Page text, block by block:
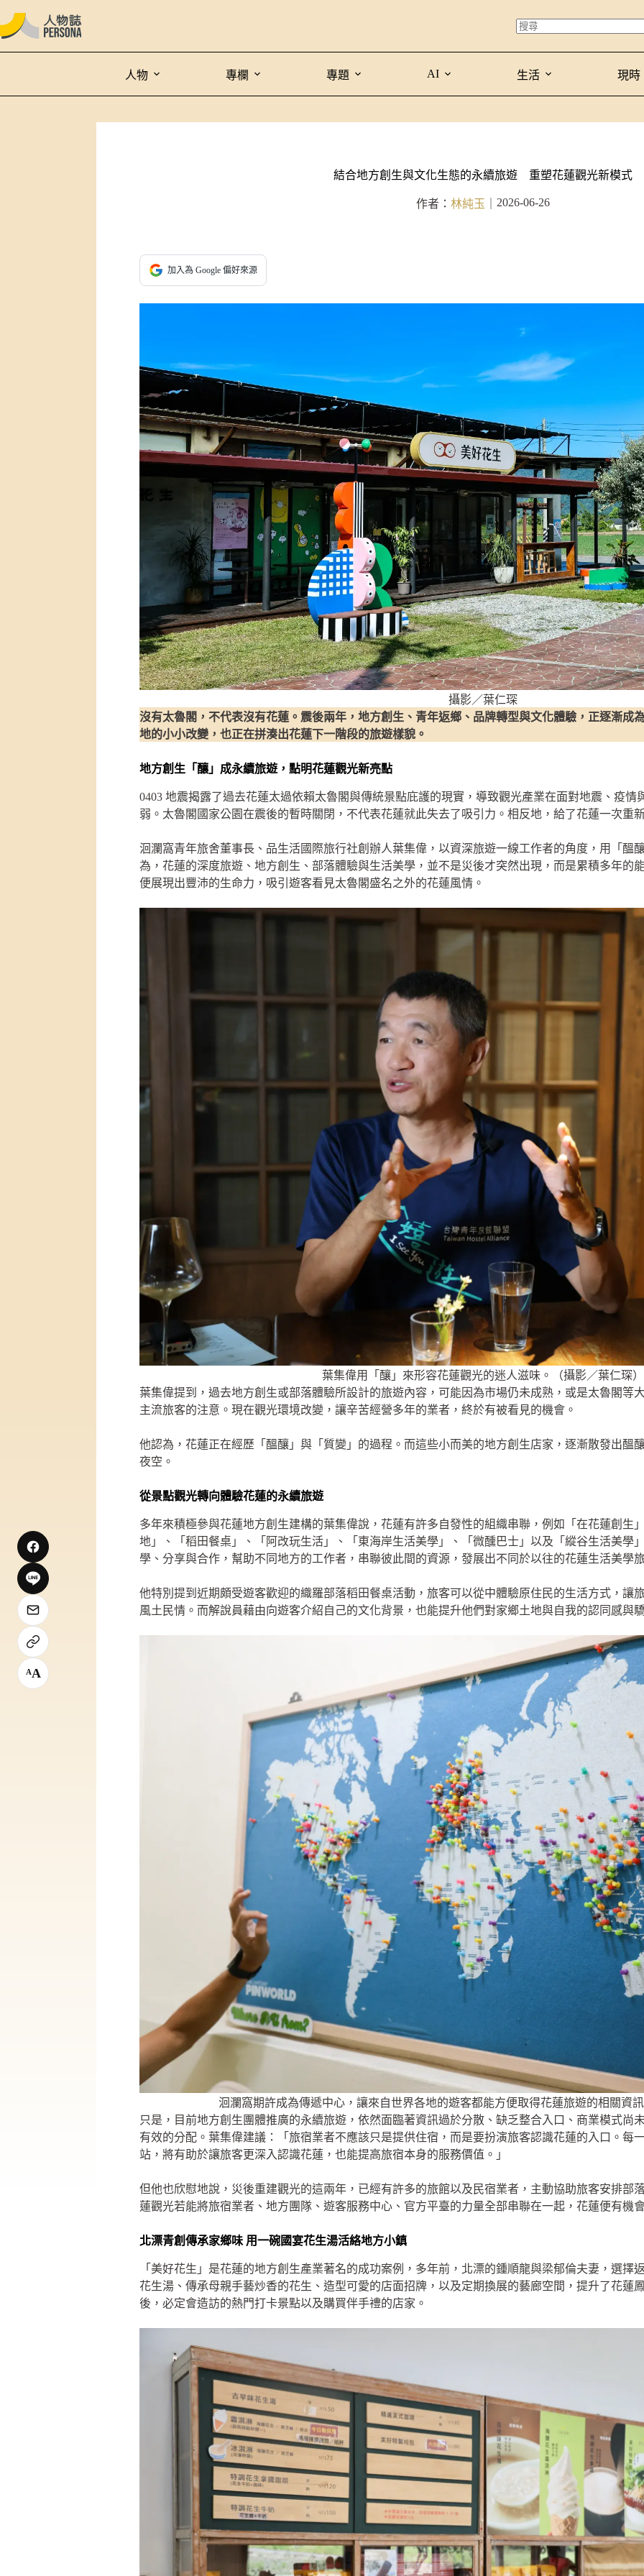
人物 專欄 專題 AI 生活 現時
結合地方創生與文化生態的永續旅遊 重塑花蓮觀光新模式
作者： 林純玉 2026-06-26
加入為 Google 偏好來源
攝影／葉仁琛
沒有太魯閣，不代表沒有花蓮。震後兩年，地方創生、青年返鄉、品牌轉型與文化體驗，正逐漸成
地的小小改變，也正在拼湊出花蓮下一階段的旅遊樣貌。
地方創生「釀」成永續旅遊，點明花蓮觀光新亮點
0403 地震揭露了過去花蓮太過依賴太魯閣與傳統景點庇護的現實，導致觀光產業在面對地震、疫情
弱。太魯閣國家公園在震後的暫時關閉，不代表花蓮就此失去了吸引力。相反地，給了花蓮一次重
洄瀾窩青年旅舍董事長、品生活國際旅行社創辦人葉集偉，以資深旅遊一線工作者的角度，用「醞
為，花蓮的深度旅遊、地方創生、部落體驗與生活美學，並不是災後才突然出現，而是累積多年的
便展現出豐沛的生命力，吸引遊客看見太魯閣盛名之外的花蓮風情。
葉集偉用「釀」來形容花蓮觀光的迷人滋味。（攝影／葉仁琛）
葉集偉提到，過去地方創生或部落體驗所設計的旅遊內容，可能因為市場仍未成熟，或是太魯閣等
主流旅客的注意。現在觀光環境改變，讓辛苦經營多年的業者，終於有被看見的機會。
他認為，花蓮正在經歷「醞釀」與「質變」的過程。而這些小而美的地方創生店家，逐漸散發出醞
夜空。
從景點觀光轉向體驗花蓮的永續旅遊
多年來積極參與花蓮地方創生建構的葉集偉說，花蓮有許多自發性的組織串聯，例如「在花蓮創生
地」、「稻田餐桌」、「阿改玩生活」、「東海岸生活美學」、「微醺巴士」以及「縱谷生活美學
學、分享與合作，幫助不同地方的工作者，串聯彼此間的資源，發展出不同於以往的花蓮生活美學
他特別提到近期頗受遊客歡迎的織羅部落稻田餐桌活動，旅客可以從中體驗原住民的生活方式，讓
風土民情。而解說員藉由向遊客介紹自己的文化背景，也能提升他們對家鄉土地與自我的認同感與
洄瀾窩期許成為傳遞中心，讓來自世界各地的遊客都能方便取得花蓮旅遊的相關資
只是，目前地方創生團體推廣的永續旅遊，依然面臨著資訊過於分散、缺乏整合入口、商業模式尚
有效的分配。葉集偉建議：「旅宿業者不應該只是提供住宿，而是要扮演旅客認識花蓮的入口。每
站，將有助於讓旅客更深入認識花蓮，也能提高旅宿本身的服務價值。」
但他也欣慰地說，災後重建觀光的這兩年，已經有許多的旅館以及民宿業者，主動協助旅客安排部
蓮觀光若能將旅宿業者、地方團隊、遊客服務中心、官方平臺的力量全部串聯在一起，花蓮便有機
北漂青創傳承家鄉味 用一碗國宴花生湯活絡地方小鎮
「美好花生」是花蓮的地方創生產業著名的成功案例，多年前，北漂的鍾順龍與梁郁倫夫妻，選擇
花生湯、傳承母親手藝炒香的花生、造型可愛的店面招牌，以及定期換展的藝廊空間，提升了花蓮
後，必定會造訪的熱門打卡景點以及購買伴手禮的店家。
AA